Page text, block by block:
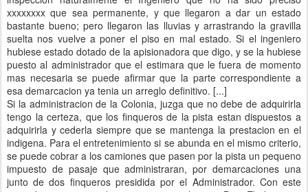
xxxxxxxx que sea permanente, y que llegaron a dar un estado
bastante bueno; pero llegaron las lluvias y arrastrando la gravilla
suelta nos vuelve a poner el piso en mal estado. Si el ingeniero
hubiese estado dotado de la apisionadora que digo, y se la hubiese
puesto al administrador que el estimara que le fuera de momento
mas necesaria se puede afirmar que la parte correspondiente a
esa demarcacion ya tenia un arreglo definitivo. [...]
Si la administracion de la Colonia, juzga que no debe de adquirirla
tengo la certeza, que los finqueros de la pista estan dispuestos a
adquirirla y cederla siempre que se mantenga la prestacion en el
indigena. Para el entretenimiento si se abunda en el mismo criterio,
se puede cobrar a los camiones que pasen por la pista un pequeno
impuesto de pasaje que administraran, por demarcaciones una
junto de dos finqueros presidida por el Administrador. Con este